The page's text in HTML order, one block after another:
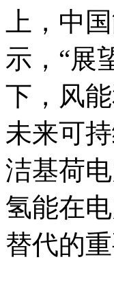
上，中
示，“展
下，风
未来可
洁基荷
氢能在
替代的